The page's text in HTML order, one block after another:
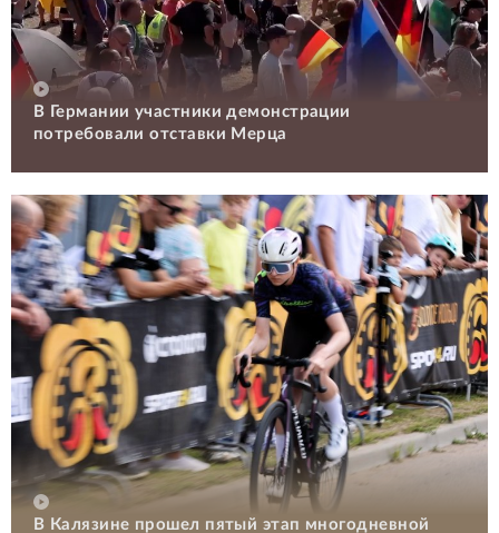
В Германии участники демонстрации
потребовали отставки Мерца
В Калязине прошел пятый этап многодневной